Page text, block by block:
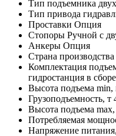
Тип подъемника
Тип привода
Проставки Опция
Стопоры Ручной с
Анкеры Опция
Страна
Комплектация
гидростанция в
Высота подъема
Грузоподъемность, т
Высота подъема
Потребляемая
Напряжение